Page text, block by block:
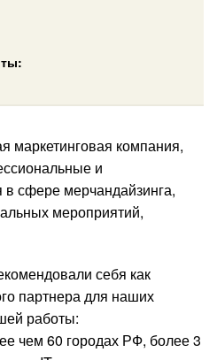
маркетинговая компания,
и
сфере мерчандайзинга,
мероприятий,
себя как
партнера для наших
работы:
чем 60 городах РФ, более 3